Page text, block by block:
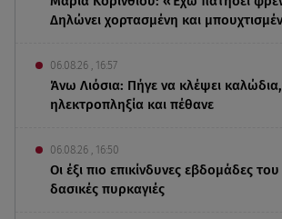
Δηλώνει χορτασμένη και
06.08.26 , 16:57
Άνω Λιόσια: Πήγε να κλέψει
ηλεκτροπληξία και πέθανε
06.08.26 , 16:50
Οι έξι πιο επικίνδυνες εβδομάδες
δασικές πυρκαγιές